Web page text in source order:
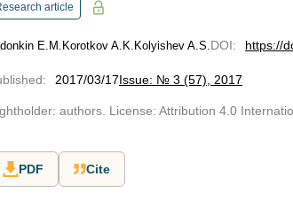
article
E.M. Korotkov A.K. Kolyishev A.S. DOI: https://
: 2017/03/17Issue: № 3 (57), 2017
authors. License: Attribution 4.0
PDF Cite